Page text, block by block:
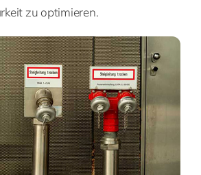
zu optimieren.